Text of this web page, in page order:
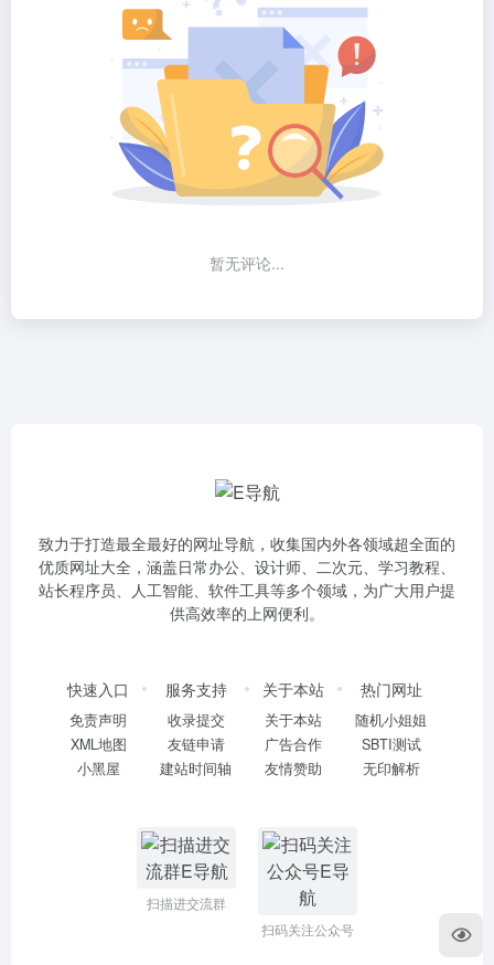
暂无评论...
致力于打造最全最好的网址导航，收集国内外各领域超全面的
优质网址大全，涵盖日常办公、设计师、二次元、学习教程、
站长程序员、人工智能、软件工具等多个领域，为广大用户提
供高效率的上网便利。
快速入口
免责声明
XML地图
小黑屋
服务支持
收录提交
友链申请
建站时间轴
关于本站
关于本站
广告合作
友情赞助
热门网址
随机小姐姐
SBTI测试
无印解析
扫描进交流群
扫码关注公众号